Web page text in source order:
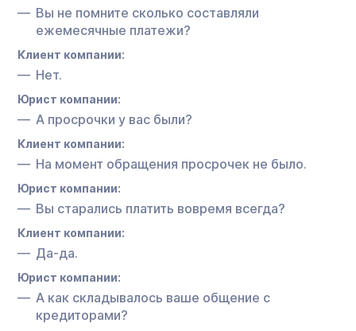
Вы не помните сколько составляли
ежемесячные платежи?
Клиент компании:
Нет.
Юрист компании:
А просрочки у вас были?
Клиент компании:
На момент обращения просрочек не было.
Юрист компании:
Вы старались платить вовремя всегда?
Клиент компании:
Да-да.
Юрист компании:
А как складывалось ваше общение с
кредиторами?